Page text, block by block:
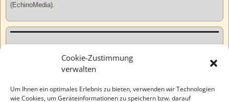
Cookie-Zustimmung
verwalten
Um Ihnen ein optimales Erlebnis zu bieten, verwenden wir Technologien
wie Cookies, um Geräteinformationen zu speichern bzw. darauf
(EchinoMedia).